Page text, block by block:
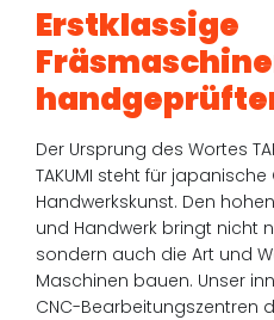
Erstklassige
Der Ursprung des Wortes
TAKUMI steht für
Handwerkskunst. Den
und Handwerk bringt nicht
sondern auch die Art und
Maschinen bauen. Unser
CNC-Bearbeitungszentren